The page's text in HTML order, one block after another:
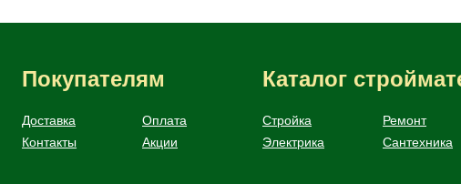
Покупателям
Доставка
Оплата
Контакты
Акции
Каталог
Стройка Ремонт
Электрика
Сантехника